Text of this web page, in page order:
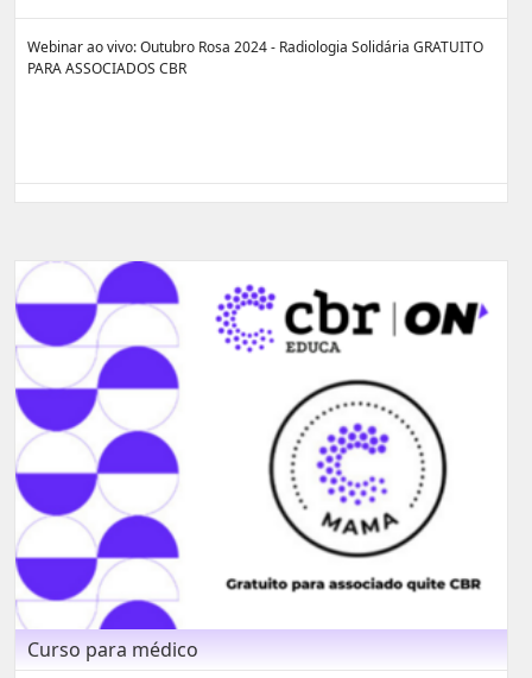
Webinar ao vivo: Outubro Rosa 2024 - Radiologia Solidária GRATUITO
PARA ASSOCIADOS CBR
Curso para médico